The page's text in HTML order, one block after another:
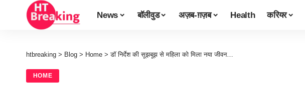
News बॉलीवुड अज़ब-ग़ज़ब Health करियर
htbreaking > Blog > Home >डॉ निर्देश की सूझबूझ से महिला को मिला नया जीवन…
HOME